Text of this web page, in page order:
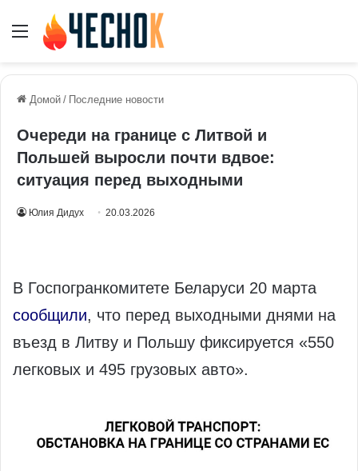
Меню
Домой / Последние новости
Очереди на границе с Литвой и
Польшей выросли почти вдвое:
ситуация перед выходными
Юлия Дидух 20.03.2026
В Госпогранкомитете Беларуси 20 марта
сообщили, что перед выходными днями на
въезд в Литву и Польшу фиксируется «550
легковых и 495 грузовых авто».